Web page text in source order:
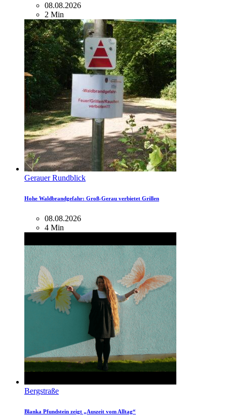
08.08.2026
2 Min
Gerauer Rundblick
Hohe Waldbrandgefahr: Groß-Gerau verbietet Grillen
08.08.2026
4 Min
Bergstraße
Blanka Pfundstein zeigt „Auszeit vom Alltag“